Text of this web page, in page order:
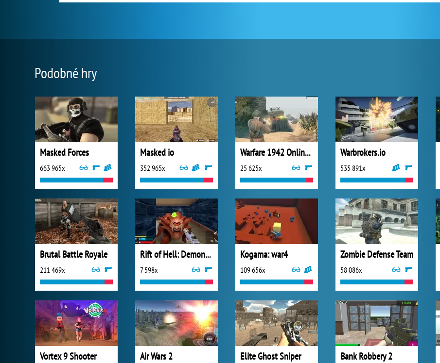
Podobné hry
Masked Forces
663 965x
Masked io
352 965x
Warfare 1942 Online Shooter
25 625x
Warbrokers.io
535 891x
Brutal Battle Royale
211 469x
Rift of Hell: Demons War
7 598x
Kogama: war4
109 656x
Zombie Defense Team
58 086x
Vortex 9 Shooter Air Wars 2 Elite Ghost Sniper Bank Robbery 2